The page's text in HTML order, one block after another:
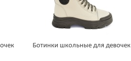
Ботинки школьные для девочек